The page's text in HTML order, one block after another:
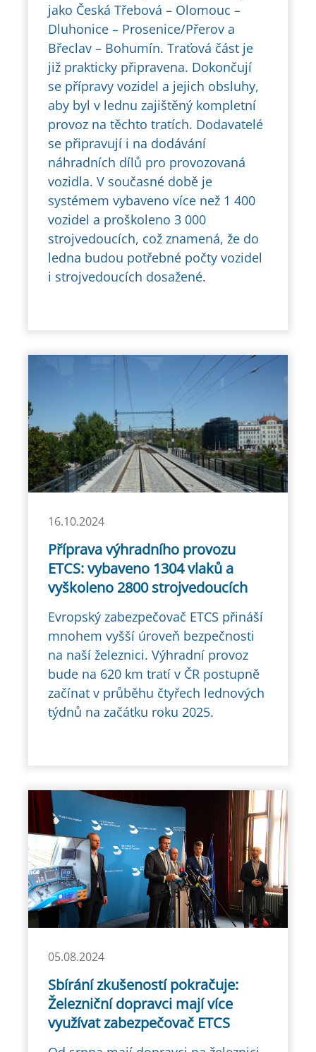
jako Česká Třebová – Olomouc –
Dluhonice – Prosenice/Přerov a
Břeclav – Bohumín. Traťová část je
již prakticky připravena. Dokončují
se přípravy vozidel a jejich obsluhy,
aby byl v lednu zajištěný kompletní
provoz na těchto tratích. Dodavatelé
se připravují i na dodávání
náhradních dílů pro provozovaná
vozidla. V současné době je
systémem vybaveno více než 1 400
vozidel a proškoleno 3 000
strojvedoucích, což znamená, že do
ledna budou potřebné počty vozidel
i strojvedoucích dosažené.
16.10.2024
Příprava výhradního provozu
ETCS: vybaveno 1304 vlaků a
vyškoleno 2800 strojvedoucích
Evropský zabezpečovač ETCS přináší
mnohem vyšší úroveň bezpečnosti
na naší železnici. Výhradní provoz
bude na 620 km tratí v ČR postupně
začínat v průběhu čtyřech lednových
týdnů na začátku roku 2025.
05.08.2024
Sbírání zkušeností pokračuje:
Železniční dopravci mají více
využívat zabezpečovač ETCS